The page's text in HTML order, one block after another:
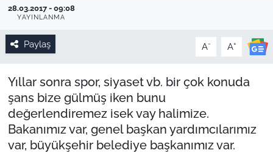
28.03.2017 - 09:08
YAYINLANMA
Paylaş A- A+
Yıllar sonra spor, siyaset vb. bir çok konuda
şans bize gülmüş iken bunu
değerlendiremez isek vay halimize.
Bakanımız var, genel başkan yardımcılarımız
var, büyükşehir belediye başkanımız var.